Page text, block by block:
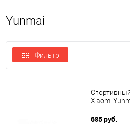
Yunmai
Фильтр
Xiaomi
685 руб.